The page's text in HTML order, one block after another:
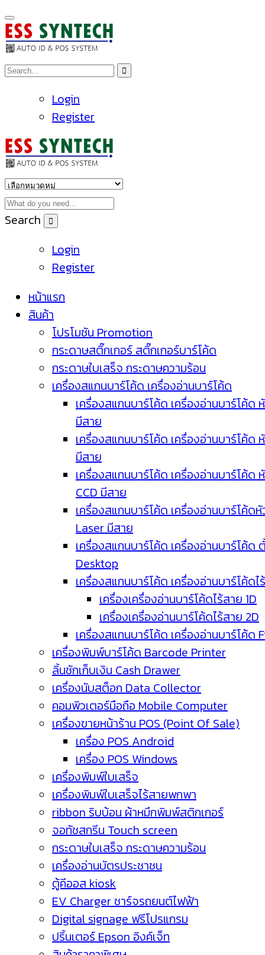
Login
Register
Search
Login
Register
หน้าแรก
สินค้า
โปรโมชัน Promotion
กระดาษสติ๊กเกอร์ สติ๊กเกอร์บาร์โค้ด
กระดาษใบเสร็จ กระดาษความร้อน
เครื่องสแกนบาร์โค้ด เครื่องอ่านบาร์โค้ด
เครื่องสแกนบาร์โค้ด เครื่องอ่านบาร์โค้ด
มีสาย
เครื่องสแกนบาร์โค้ด เครื่องอ่านบาร์โค้ด
มีสาย
เครื่องสแกนบาร์โค้ด เครื่องอ่านบาร์โค้ด
CCD มีสาย
เครื่องสแกนบาร์โค้ด เครื่องอ่านบาร์โค้ด
Laser มีสาย
เครื่องสแกนบาร์โค้ด เครื่องอ่านบาร์โค้ด
Desktop
เครื่องสแกนบาร์โค้ด เครื่องอ่านบาร์โค้ดไ
เครื่องเครื่องอ่านบาร์โค้ดไร้สาย 1D
เครื่องเครื่องอ่านบาร์โค้ดไร้สาย 2D
เครื่องสแกนบาร์โค้ด เครื่องอ่านบาร์โค้ด
เครื่องพิมพ์บาร์โค้ด Barcode Printer
ลิ้นชักเก็บเงิน Cash Drawer
เครื่องนับสต็อก Data Collector
คอมพิวเตอร์มือถือ Mobile Computer
เครื่องขายหน้าร้าน POS (Point Of Sale)
เครื่อง POS Android
เครื่อง POS Windows
เครื่องพิมพ์ใบเสร็จ
เครื่องพิมพ์ใบเสร็จไร้สายพกพา
ribbon ริบบ้อน ผ้าหมึกพิมพ์สติกเกอร์
จอทัชสกรีน Touch screen
กระดาษใบเสร็จ กระดาษความร้อน
เครื่องอ่านบัตรประชาชน
ตู้คีออส kiosk
EV Charger ชาร์จรถยนต์ไฟฟ้า
Digital signage ฟรีโปรแกรม
ปริ้นเตอร์ Epson อิงค์เจ็ท